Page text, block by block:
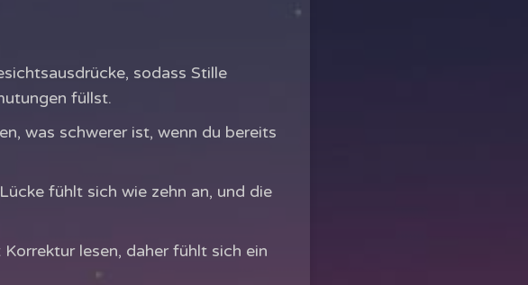
sodass Stille
füllst.
was schwerer ist, wenn du bereits
fühlt sich wie zehn an, und die
lesen, daher fühlt sich ein